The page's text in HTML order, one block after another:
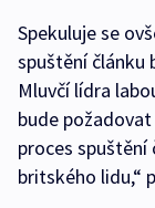
Spekuluje se
spuštění článku
Mluvčí lídra
bude
proces spuštění
britského lidu,“